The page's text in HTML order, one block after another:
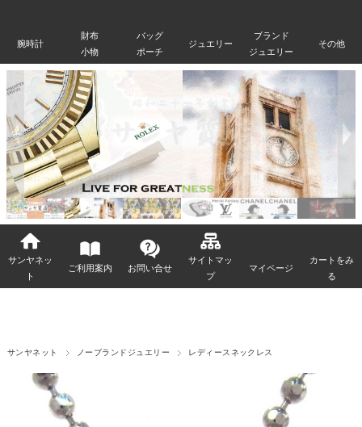
腕時計
財布
小物
バッグ
ポーチ
ジュエリー
ブランド
ジュエリー
その他
サンヤネッ
ト
ご利用案内 お問い合せ
サイトマッ
プ
マイページ
カートをみ
る
サンヤネット ノーブランドジュエリー レディースネックレス